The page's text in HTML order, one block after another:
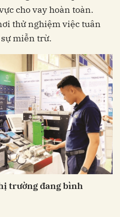
cho vay hoàn toàn.
thử nghiệm việc tuân
miễn trừ.
trường đang bình